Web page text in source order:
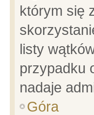
którym się
listy
przypadku
nadaje
Góra